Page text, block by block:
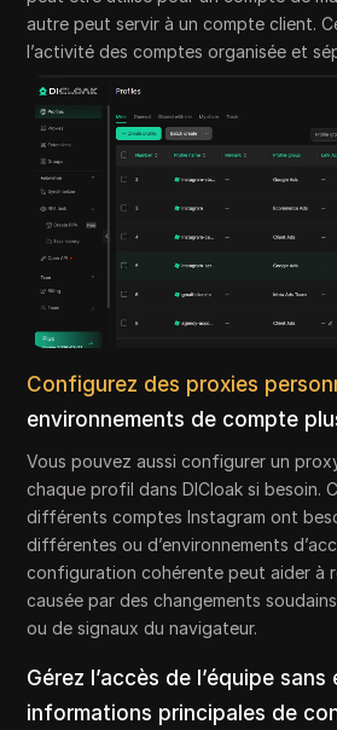
autre peut servir à un compte client.
l’activité des comptes organisée et
Configurez des proxies
environnements de compte
Vous pouvez aussi configurer un
chaque profil dans DICloak si besoin.
différents comptes Instagram ont
différentes ou d’environnements
configuration cohérente peut aider à
causée par des changements
ou de signaux du navigateur.
Gérez l’accès de l’équipe sans
informations principales de